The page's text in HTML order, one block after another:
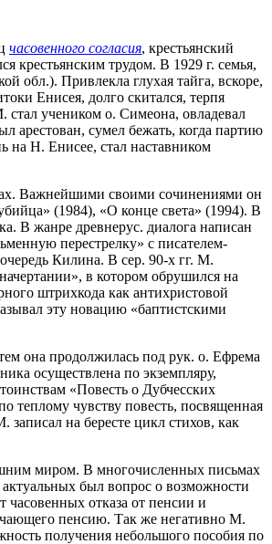
часовенного согласия, крестьянский
крестьянским трудом. В 1929 г. семья,
обл.). Привлекла глухая тайга, вскоре,
Енисея, долго скитался, терпя
стал учеником о. Симеона, овладевал
арестован, сумел бежать, когда партию
на Н. Енисее, стал наставником
Важнейшими своими сочинениями он
(1984), «О конце света» (1994). В
В жанре древнерус. диалога написан
перестрелку» с писателем-
Килина. В сер. 90-х гг. М.
в котором обрушился на
штрихкода как антихристовой
эту новацию «баптистскими
она продолжилась под рук. о. Ефрема
осуществлена по экземпляру,
«Повесть о Дубчесских
теплому чувству повесть, посвященная
на бересте цикл стихов, как
миром. В многочисленных письмах
был вопрос о возможности
часовенных отказа от пенсии и
пенсию. Так же негативно М.
получения небольшого пособия по